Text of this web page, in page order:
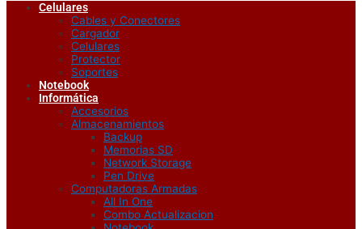
Celulares
Cables y Conectores
Cargador
Celulares
Protector
Soportes
Notebook
Informática
Accesorios
Almacenamientos
Backup
Memorias SD
Network Storage
Pen Drive
Computadoras Armadas
All In One
Combo Actualizacion